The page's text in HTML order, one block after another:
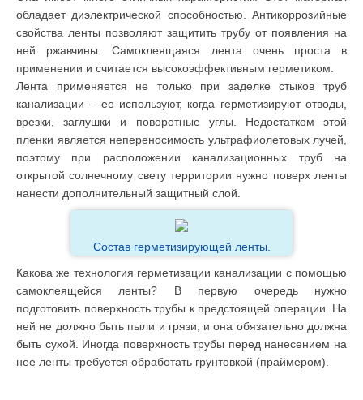
обладает диэлектрической способностью. Антикоррозийные
свойства ленты позволяют защитить трубу от появления на
ней ржавчины. Самоклеящаяся лента очень проста в
применении и считается высокоэффективным герметиком.
Лента применяется не только при заделке стыков труб
канализации – ее используют, когда герметизируют отводы,
врезки, заглушки и поворотные углы. Недостатком этой
пленки является непереносимость ультрафиолетовых лучей,
поэтому при расположении канализационных труб на
открытой солнечному свету территории нужно поверх ленты
нанести дополнительный защитный слой.
Состав герметизирующей ленты.
Какова же технология герметизации канализации с помощью
самоклеящейся ленты? В первую очередь нужно
подготовить поверхность трубы к предстоящей операции. На
ней не должно быть пыли и грязи, и она обязательно должна
быть сухой. Иногда поверхность трубы перед нанесением на
нее ленты требуется обработать грунтовкой (праймером).